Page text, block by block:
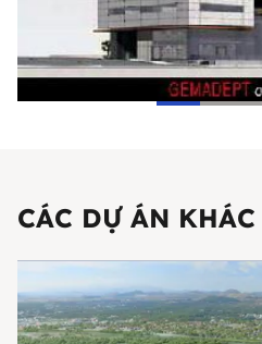
CÁC DỰ ÁN KHÁC